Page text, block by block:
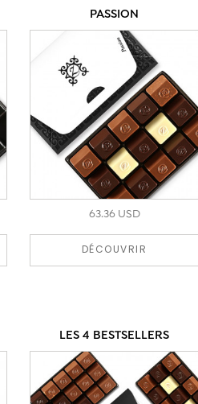
PASSION
63.36 USD
DÉCOUVRIR
LES 4 BESTSELLERS